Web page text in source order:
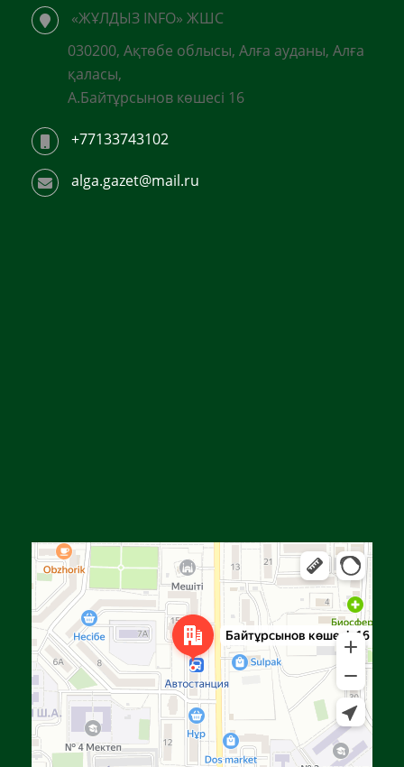
«ЖҰЛДЫЗ INFO» ЖШС
030200, Ақтөбе облысы, Алға ауданы, Алға
қаласы,
А.Байтұрсынов көшесі 16
+77133743102
alga.gazet@mail.ru
Яндекс Карталар — көлік, навигация, орындарды іздеу